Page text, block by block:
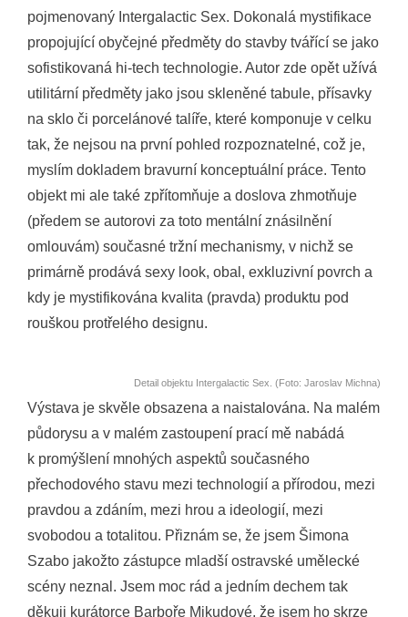
pojmenovaný Intergalactic Sex. Dokonalá mystifikace
propojující obyčejné předměty do stavby tvářící se jako
sofistikovaná hi-tech technologie. Autor zde opět užívá
utilitární předměty jako jsou skleněné tabule, přísavky
na sklo či porcelánové talíře, které komponuje v celku
tak, že nejsou na první pohled rozpoznatelné, což je,
myslím dokladem bravurní konceptuální práce. Tento
objekt mi ale také zpřítomňuje a doslova zhmotňuje
(předem se autorovi za toto mentální znásilnění
omlouvám) současné tržní mechanismy, v nichž se
primárně prodává sexy look, obal, exkluzivní povrch a
kdy je mystifikována kvalita (pravda) produktu pod
rouškou protřelého designu.
Detail objektu Intergalactic Sex. (Foto: Jaroslav Michna)
Výstava je skvěle obsazena a naistalována. Na malém
půdorysu a v malém zastoupení prací mě nabádá
k promýšlení mnohých aspektů současného
přechodového stavu mezi technologií a přírodou, mezi
pravdou a zdáním, mezi hrou a ideologií, mezi
svobodou a totalitou. Přiznám se, že jsem Šimona
Szabo jakožto zástupce mladší ostravské umělecké
scény neznal. Jsem moc rád a jedním dechem tak
děkuji kurátorce Barboře Mikudové, že jsem ho skrze